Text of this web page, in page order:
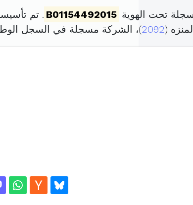
تحت الهوية B01154492015 . تم تأسيسها في 29 جويلية
2092)، الشركة مسجلة في السجل